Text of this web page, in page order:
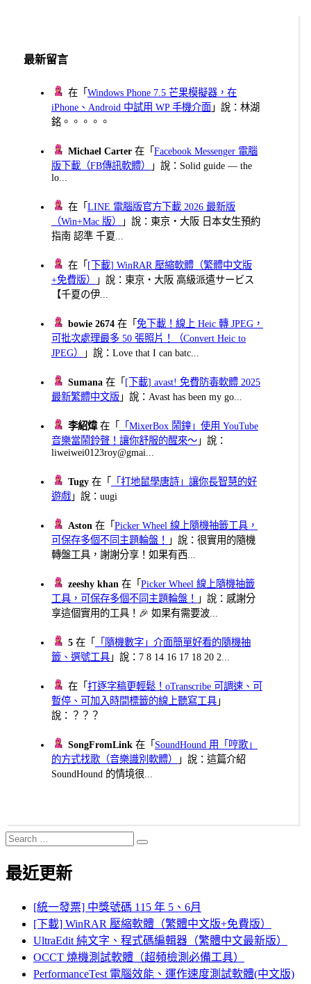
最新留言
在「Windows Phone 7.5 芒果模擬器，在
iPhone、Android 中試用 WP 手機介面 」說：林湖
銘。。。。。
Michael Carter 在「Facebook Messenger 電腦
版下載（FB傳訊軟體）
」說：Solid guide — the
lo...
在「LINE 電腦版官方下載 2026 最新版
（Win+Mac 版）
」說：東京・大阪 日本女生預約
指南 認準 千夏...
在「 [下載] WinRAR 壓縮軟體（繁體中文版
+免費版）
」說：東京・大阪 高級派遣サービス
【千夏の伊...
bowie 2674 在「免下載！線上 Heic 轉 JPEG，
可批次處理最多 50 張照片！（Convert Heic to
JPEG）
」說：Love that I can batc...
Sumana 在「 [下載] avast! 免費防毒軟體 2025
最新繁體中文版 」說：Avast has been my go...
李紹煒在「
「MixerBox 鬧鐘」使用 YouTube
音樂當鬧鈴聲！讓你舒服的醒來～ 」說：
liweiwei0123roy@gmai...
Tugy 在「
「打地鼠學唐詩」讓你長智慧的好
遊戲 」說：uugi
Aston 在「Picker Wheel 線上隨機抽籤工具，
可保存多個不同主題輪盤！
」說：很實用的隨機
轉盤工具，謝謝分享！如果有西...
zeeshy khan 在「Picker Wheel 線上隨機抽籤
工具，可保存多個不同主題輪盤！
」說：感謝分
享這個實用的工具！🎉 如果有需要波...
5 在「
「隨機數字」介面簡單好看的隨機抽
籤、選號工具 」說：7 8 14 16 17 18 20 2...
在「打逐字稿更輕鬆！oTranscribe 可調速、可
暫停、可加入時間標籤的線上聽寫工具 」
說：？？？
SongFromLink 在「 SoundHound 用「哼歌」
的方式找歌（音樂識別軟體）
」說：這篇介紹
SoundHound 的情境很...
Search
for:
Search
最近更新
[統一發票] 中獎號碼 115 年 5、6月
[下載] WinRAR 壓縮軟體（繁體中文版+免費版）
UltraEdit 純文字、程式碼編輯器（繁體中文最新版）
OCCT 燒機測試軟體（超頻檢測必備工具）
PerformanceTest 電腦效能、運作速度測試軟體(中文版)